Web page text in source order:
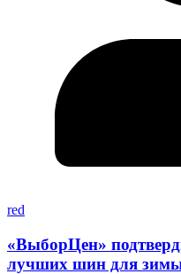
red
«ВыборЦен»
лучших шин для